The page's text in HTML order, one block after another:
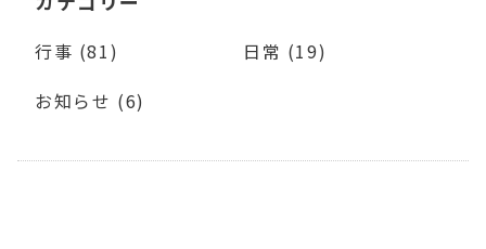
行事 (81)
日常 (19)
お知らせ (6)